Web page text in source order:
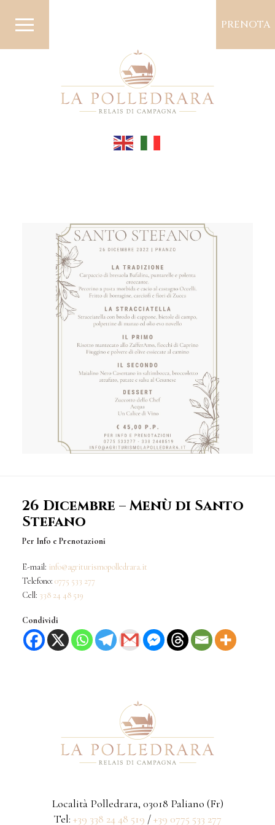
PRENOTA
26 Dicembre – Menù di Santo
Stefano
Per Info e Prenotazioni
E-mail: info@agriturismopolledrara.it
Telefono:0775 533 277
Cell: 338 24 48 519
Condividi
Località Polledrara, 03018 Paliano (Fr)
Tel: +39 338 24 48 519 /+39 0775 533 277